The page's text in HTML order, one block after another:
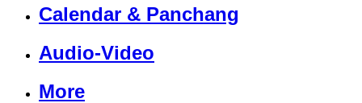
Calendar & Panchang
Audio-Video
More